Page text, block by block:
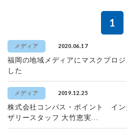
1
メディア 2020.06.17
福岡の地域メディアにマスクプロ
した
メディア 2019.12.25
株式会社コンパス・ポイント イ
ザリースタッフ 大竹恵実...